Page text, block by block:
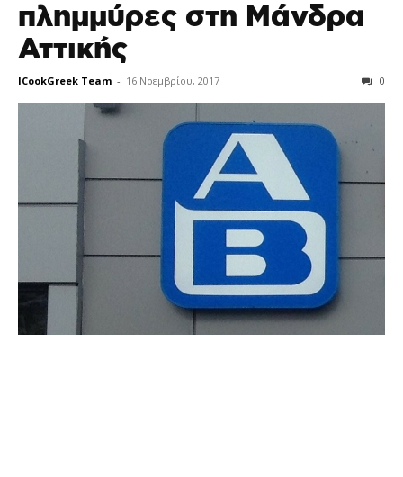
πλημμύρες στη Μάνδρα
Αττικής
ICookGreek Team - 16 Νοεμβρίου, 2017 0